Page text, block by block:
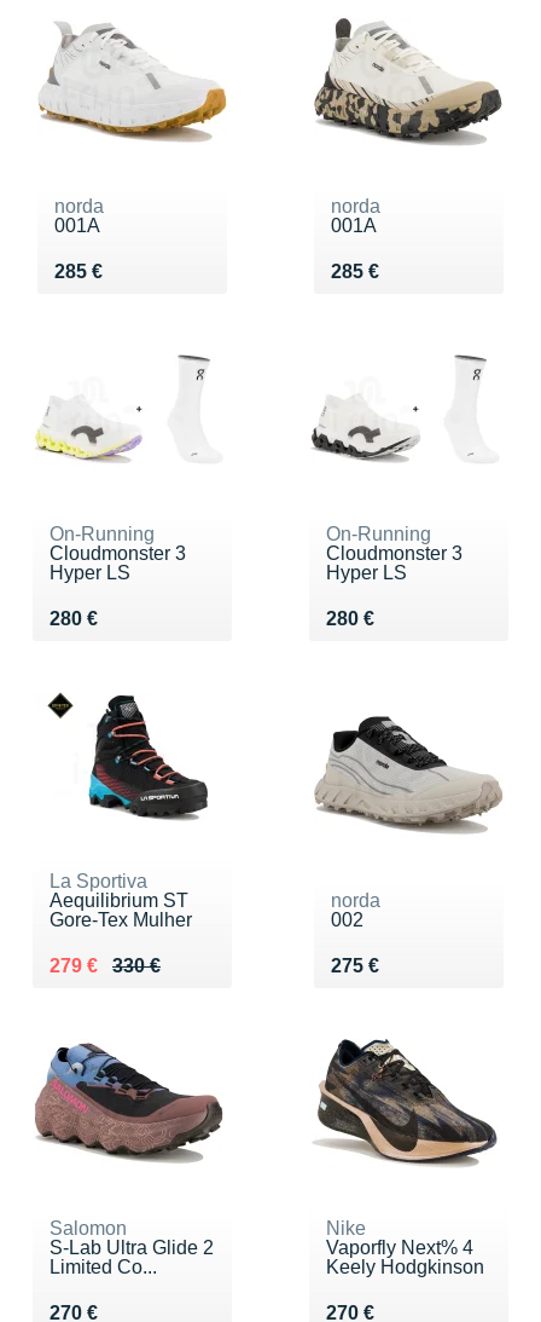
norda
001A
285 €
Vendu 285 €
norda
001A
285 €
Vendu 285 €
On-Running
Cloudmonster 3
Hyper LS
280 €
Vendu 280 €
On-Running
Cloudmonster 3
Hyper LS
280 €
Vendu 280 €
La Sportiva
Aequilibrium ST
Gore-Tex Mulher
330 €
Au lieu de 330 €
279 €
Vendu 279 €
norda
002
275 €
Vendu 275 €
Salomon
S-Lab Ultra Glide 2
Limited Co...
270 €
Vendu 270 €
Nike
Vaporfly Next% 4
Keely Hodgkinson
270 €
Vendu 270 €